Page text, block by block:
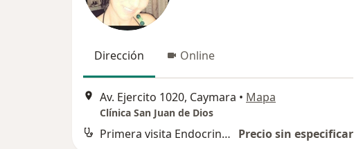
Dirección Online
Av. Ejercito 1020, Caymara • Mapa
Clínica San Juan de Dios
Primera visita Endocrinología Precio sin especificar